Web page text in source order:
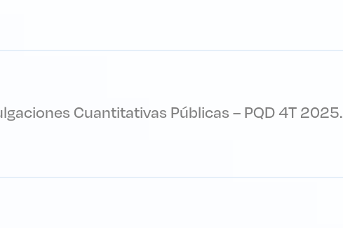
Cuantitativas Públicas – PQD 4T 2025.